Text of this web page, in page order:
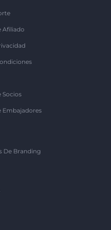
Afiliado
Socios
Embajadores
De Branding